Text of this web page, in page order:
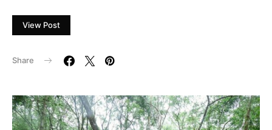
View Post
Share